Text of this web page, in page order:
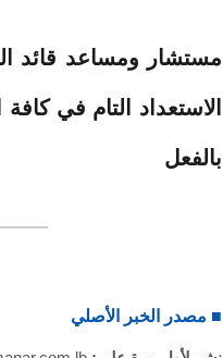
ك
ر
مستشار ومساعد قائد
الاستعداد التام في
بالفعل
■ مصدر الخبر الأصلي